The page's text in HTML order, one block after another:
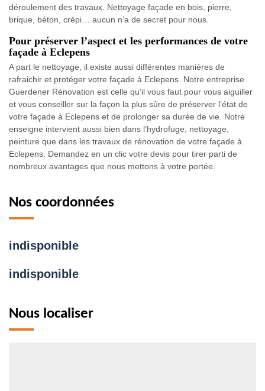
déroulement des travaux. Nettoyage façade en bois, pierre,
brique, béton, crépi… aucun n’a de secret pour nous.
Pour préserver l’aspect et les performances de votre
façade à Eclepens
A part le nettoyage, il existe aussi différentes manières de
rafraichir et protéger votre façade à Eclepens. Notre entreprise
Guerdener Rénovation est celle qu’il vous faut pour vous aiguiller
et vous conseiller sur la façon la plus sûre de préserver l’état de
votre façade à Eclepens et de prolonger sa durée de vie. Notre
enseigne intervient aussi bien dans l’hydrofuge, nettoyage,
peinture que dans les travaux de rénovation de votre façade à
Eclepens. Demandez en un clic votre devis pour tirer parti de
nombreux avantages que nous mettons à votre portée.
Nos coordonnées
indisponible
indisponible
Nous localiser